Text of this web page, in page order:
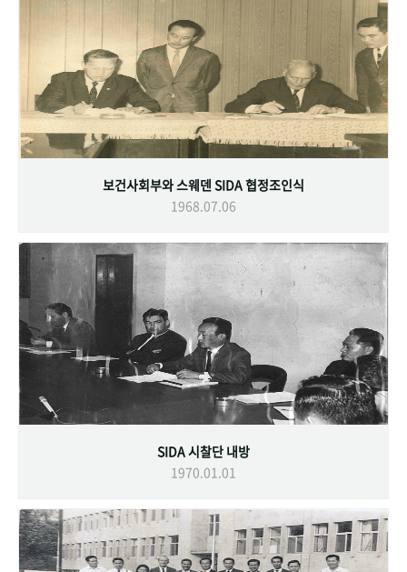
보건사회부와 스웨덴 SIDA 협정조인식
1968.07.06
SIDA 시찰단 내방
1970.01.01